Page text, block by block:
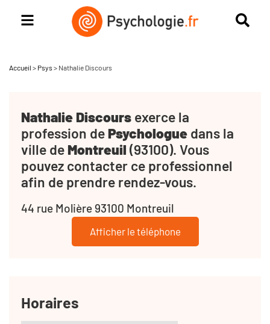
Accueil > Psys > Nathalie Discours
Nathalie Discours exerce la
profession dePsychologue dans la
ville de Montreuil (93100). Vous
pouvez contacter ce professionnel
afin de prendre rendez-vous.
44 rue Molière 93100 Montreuil
Afficher le téléphone
Horaires